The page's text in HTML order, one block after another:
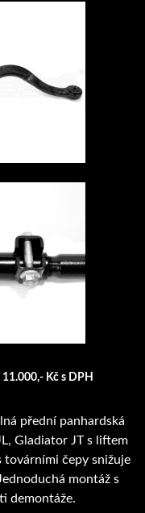
11.000,- Kč s DPH
přední panhardská
Gladiator JT s liftem
továrními čepy snižuje
montáž s
demontáže.